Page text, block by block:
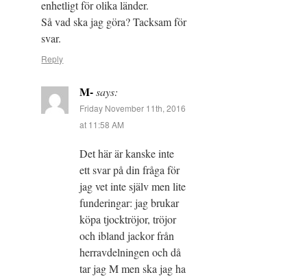
enhetligt för olika länder.
Så vad ska jag göra? Tacksam för
svar.
Reply
M- says:
Friday November 11th, 2016
at 11:58 AM
Det här är kanske inte
ett svar på din fråga för
jag vet inte själv men lite
funderingar: jag brukar
köpa tjocktröjor, tröjor
och ibland jackor från
herravdelningen och då
tar jag M men ska jag ha